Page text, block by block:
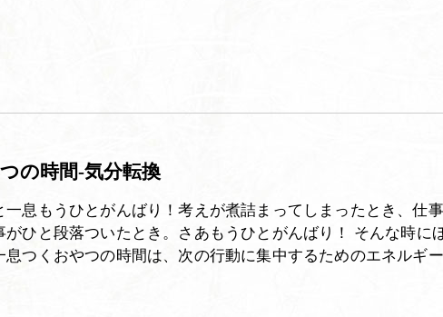
の時間-気分転換
一息もうひとがんばり！考えが煮詰まってしまったとき、仕事
がひと段落ついたとき。さあもうひとがんばり！ そんな時に
息つくおやつの時間は、次の行動に集中するためのエネルギー